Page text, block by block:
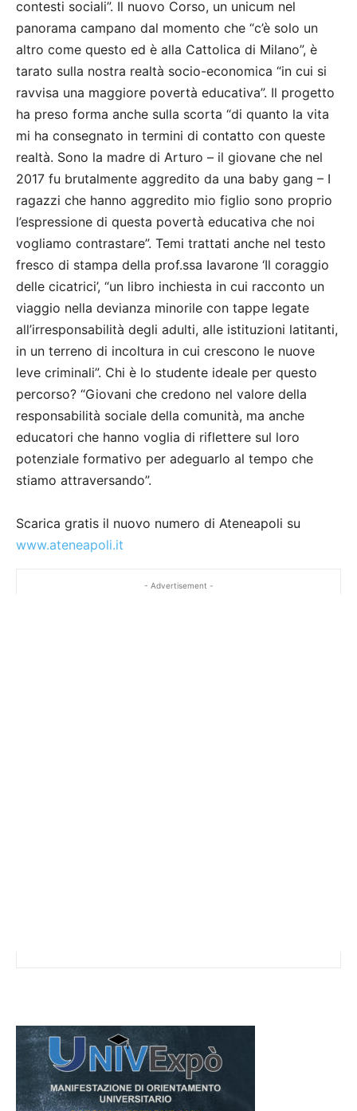
contesti sociali”. Il nuovo Corso, un unicum nel
panorama campano dal momento che “c’è solo un
altro come questo ed è alla Cattolica di Milano”, è
tarato sulla nostra realtà socio-economica “in cui si
ravvisa una maggiore povertà educativa”. Il progetto
ha preso forma anche sulla scorta “di quanto la vita
mi ha consegnato in termini di contatto con queste
realtà. Sono la madre di Arturo – il giovane che nel
2017 fu brutalmente aggredito da una baby gang – I
ragazzi che hanno aggredito mio figlio sono proprio
l’espressione di questa povertà educativa che noi
vogliamo contrastare”. Temi trattati anche nel testo
fresco di stampa della prof.ssa Iavarone ‘Il coraggio
delle cicatrici’, “un libro inchiesta in cui racconto un
viaggio nella devianza minorile con tappe legate
all’irresponsabilità degli adulti, alle istituzioni latitanti,
in un terreno di incoltura in cui crescono le nuove
leve criminali”. Chi è lo studente ideale per questo
percorso? “Giovani che credono nel valore della
responsabilità sociale della comunità, ma anche
educatori che hanno voglia di riflettere sul loro
potenziale formativo per adeguarlo al tempo che
stiamo attraversando”.
Scarica gratis il nuovo numero di Ateneapoli su
www.ateneapoli.it
- Advertisement -